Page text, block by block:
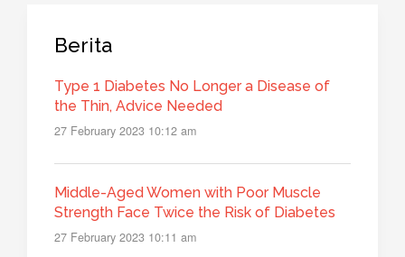
Berita
Type 1 Diabetes No Longer a Disease of
the Thin, Advice Needed
27 February 2023 10:12 am
Middle-Aged Women with Poor Muscle
Strength Face Twice the Risk of Diabetes
27 February 2023 10:11 am